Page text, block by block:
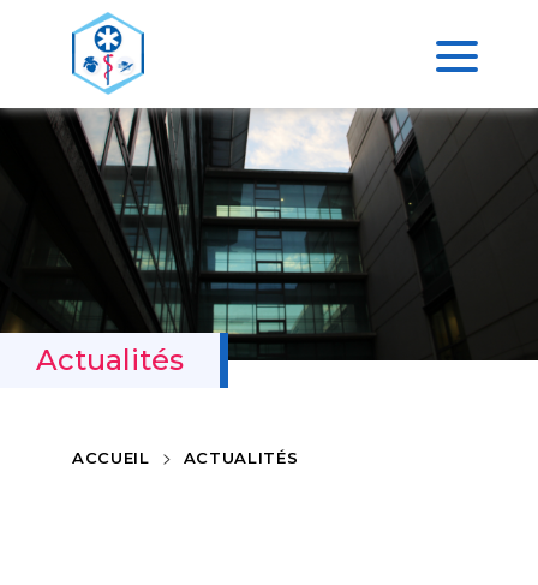
Actualités
ACCUEIL > ACTUALITÉS